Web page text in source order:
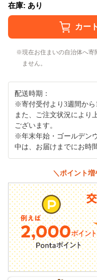
在庫: あり
現在お住まいの自治体へ
ません。
配送時期：
※寄付受付より3週間から
また、ご注文状況により
ございます。
※年末年始・ゴールデン
中は、お届けまでにお時
＼ポイント